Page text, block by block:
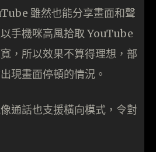
雖然也能分享畫面和聲
手機咪高風拾取 YouTube
，所以效果不算得理想，部
現畫面停頓的情況。
通話也支援橫向模式，令對